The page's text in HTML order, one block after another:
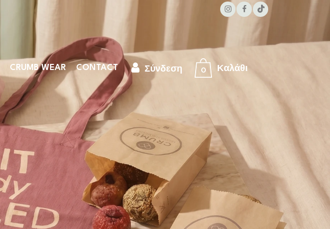
0
CRUMB WEAR CONTACT